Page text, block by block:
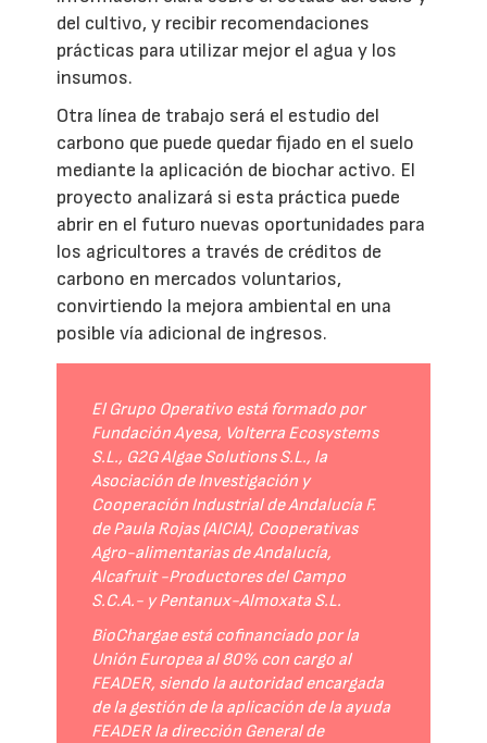
del cultivo, y recibir recomendaciones
prácticas para utilizar mejor el agua y los
insumos.
Otra línea de trabajo será el estudio del
carbono que puede quedar fijado en el suelo
mediante la aplicación de biochar activo. El
proyecto analizará si esta práctica puede
abrir en el futuro nuevas oportunidades para
los agricultores a través de créditos de
carbono en mercados voluntarios,
convirtiendo la mejora ambiental en una
posible vía adicional de ingresos.
El Grupo Operativo está formado por
Fundación Ayesa, Volterra Ecosystems
S.L., G2G Algae Solutions S.L., la
Asociación de Investigación y
Cooperación Industrial de Andalucía F.
de Paula Rojas (AICIA), Cooperativas
Agro-alimentarias de Andalucía,
Alcafruit -Productores del Campo
S.C.A.- y Pentanux-Almoxata S.L.
BioChargae está cofinanciado por la
Unión Europea al 80% con cargo al
FEADER, siendo la autoridad encargada
de la gestión de la aplicación de la ayuda
FEADER la dirección General de